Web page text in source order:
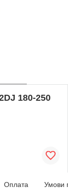
180-250
Оплата Умови